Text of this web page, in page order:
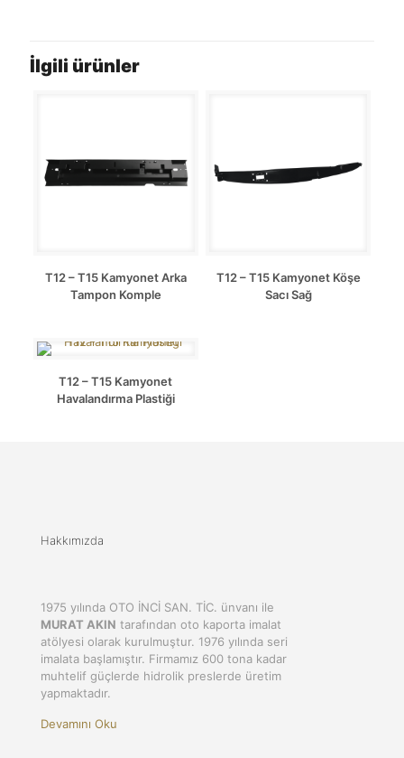
İlgili ürünler
T12 – T15 Kamyonet Arka
Tampon Komple
T12 – T15 Kamyonet Köşe
Sacı Sağ
T12 – T15 Kamyonet
Havalandırma Plastiği
Hakkımızda
1975 yılında OTO İNCİ SAN. TİC. ünvanı ile
MURAT AKIN tarafından oto kaporta imalat
atölyesi olarak kurulmuştur. 1976 yılında seri
imalata başlamıştır. Firmamız 600 tona kadar
muhtelif güçlerde hidrolik preslerde üretim
yapmaktadır.
Devamını Oku